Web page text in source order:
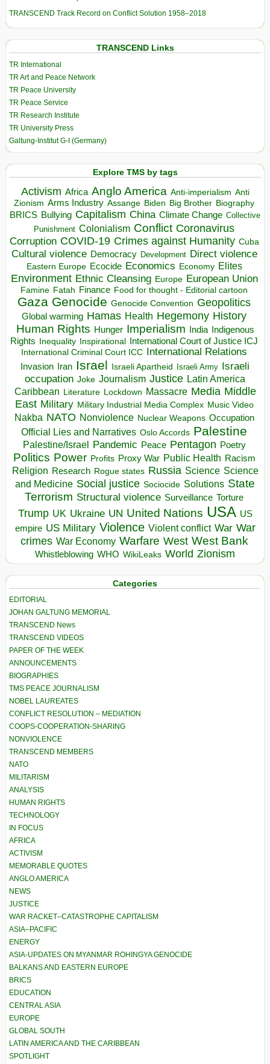
TRANSCEND Track Record on Conflict Solution 1958–2018
TRANSCEND Links
TR International
TR Art and Peace Network
TR Peace University
TR Peace Service
TR Research Institute
TR University Press
Galtung-Institut G-I (Germany)
Explore TMS by tags
Activism Africa Anglo America Anti-imperialism Anti
Zionism Arms Industry Assange Biden Big Brother Biography
BRICS Bullying Capitalism China Climate Change Collective
Punishment Colonialism Conflict Coronavirus
Corruption COVID-19 Crimes against Humanity Cuba
Cultural violence Democracy Development Direct violence
Eastern Europe Ecocide Economics Economy Elites
Environment Ethnic Cleansing Europe European Union
Famine Fatah Finance Food for thought - Editorial cartoon
Gaza Genocide Genocide Convention Geopolitics
Global warming Hamas Health Hegemony History
Human Rights Hunger Imperialism India Indigenous
Rights Inequality Inspirational
International Court of Justice ICJ
International Criminal Court ICC International Relations
Invasion Iran Israel Israeli Apartheid Israeli Army Israeli
occupation Joke Journalism Justice Latin America
Caribbean Literature Lockdown Massacre Media Middle
East Military Military Industrial Media Complex Music Video
Nakba NATO Nonviolence Nuclear Weapons Occupation
Official Lies and Narratives Oslo Accords Palestine
Palestine/Israel Pandemic Peace Pentagon Poetry
Politics Power Profits Proxy War Public Health Racism
Religion Research Rogue states Russia Science Science
and Medicine Social justice Sociocide Solutions State
Terrorism Structural violence Surveillance Torture
Trump UK Ukraine UN United Nations USA US
empire US Military Violence Violent conflict War War
crimes War Economy Warfare West West Bank
Whistleblowing WHO WikiLeaks World Zionism
Categories
EDITORIAL
JOHAN GALTUNG MEMORIAL
TRANSCEND News
TRANSCEND VIDEOS
PAPER OF THE WEEK
ANNOUNCEMENTS
BIOGRAPHIES
TMS PEACE JOURNALISM
NOBEL LAUREATES
CONFLICT RESOLUTION – MEDIATION
COOPS-COOPERATION-SHARING
NONVIOLENCE
TRANSCEND MEMBERS
NATO
MILITARISM
ANALYSIS
HUMAN RIGHTS
TECHNOLOGY
IN FOCUS
AFRICA
ACTIVISM
MEMORABLE QUOTES
ANGLO AMERICA
NEWS
JUSTICE
WAR RACKET–CATASTROPHE CAPITALISM
ASIA–PACIFIC
ENERGY
ASIA-UPDATES ON MYANMAR ROHINGYA GENOCIDE
BALKANS AND EASTERN EUROPE
BRICS
EDUCATION
CENTRAL ASIA
EUROPE
GLOBAL SOUTH
LATIN AMERICA AND THE CARIBBEAN
SPOTLIGHT